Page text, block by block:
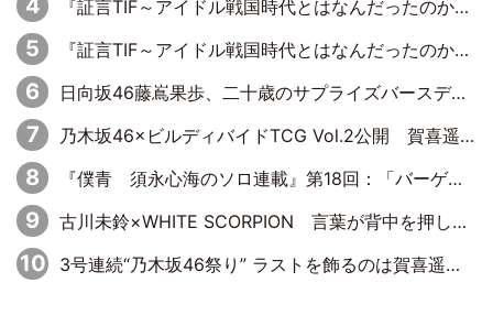
『証言TIF～アイドル戦国時代とはなんだったのか～』第8回：Negicco・Nao☆×Megu×Kaede「東京からオファーが来たのと、梨の皮剥きとどっちが大事なんだって」
『証言TIF～アイドル戦国時代とはなんだったのか～』第10回：さくら学院・武藤彩未×飯田らうら「正直、中3で辞めるというのを信じてなくて。そう言われてはいたけど、嘘でしょって」
日向坂46藤嶌果歩、二十歳のサプライズバースデーに大喜び「頼られる先輩になれるように努力していきたい」
乃木坂46×ビルディバイドTCG Vol.2公開 賀喜遥香＆田村真佑が『京まふ』ステージに登壇
『僕青 須永心海のソロ連載』第18回：「バーゲンセールハンターみうな inしまむら」編
古川未鈴×WHITE SCORPION 言葉が背中を押した“それぞれの決意”
3号連続“乃木坂46祭り” ラストを飾るのは賀喜遥香…5年ぶりの登場に「5年分大人になった私を見ていただけたら」